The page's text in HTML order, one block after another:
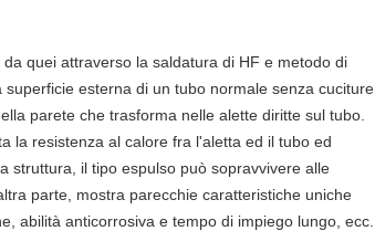
quei attraverso la saldatura di HF e metodo di
esterna di un tubo normale senza cuciture
parete che trasforma nelle alette diritte sul tubo.
la resistenza al calore fra l'aletta ed il tubo ed
struttura, il tipo espulso può sopravvivere alle
parte, mostra parecchie caratteristiche uniche
abilità anticorrosiva e tempo di impiego lungo, ecc.